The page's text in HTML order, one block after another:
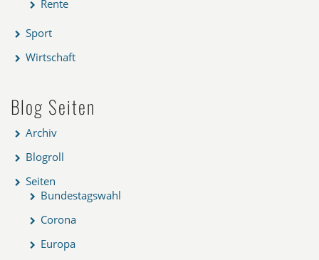
Rente
Sport
Wirtschaft
Blog Seiten
Archiv
Blogroll
Seiten
Bundestagswahl
Corona
Europa